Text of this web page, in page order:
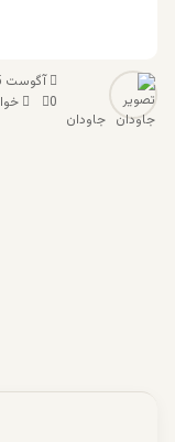
جاودان
آگوست 15, 2009
0